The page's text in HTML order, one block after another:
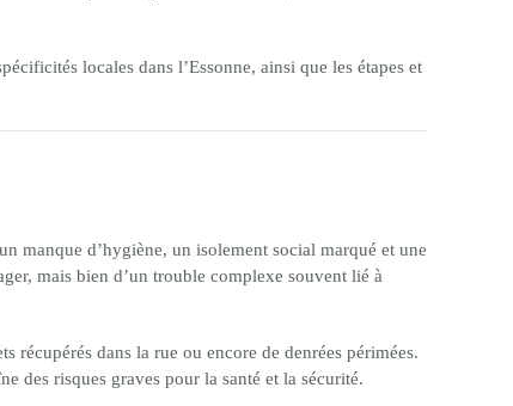
locales dans l’Essonne, ainsi que les étapes et
manque d’hygiène, un isolement social marqué et une
mais bien d’un trouble complexe souvent lié à
récupérés dans la rue ou encore de denrées périmées.
des risques graves pour la santé et la sécurité.